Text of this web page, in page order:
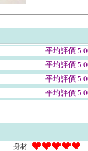
平均評價
平均評價
平均評價
平均評價
身材